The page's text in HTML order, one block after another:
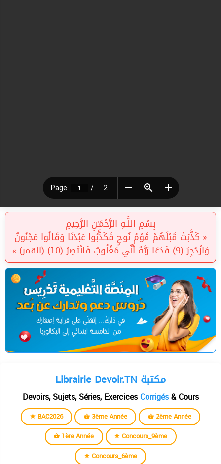
بِسْمِ اللَّـهِ الرَّحْمَـٰنِ الرَّحِيمِ
« كَذَّبَتْ قَبْلَهُمْ قَوْمُ نُوحٍ فَكَذَّبُوا عَبْدَنَا وَقَالُوا مَجْنُونٌ
وَازْدُجِرَ (9) فَدَعَا رَبَّهُ أَنِّي مَغْلُوبٌ فَانْتَصِرْ (10) (القمر) »
Librairie Devoir.TN مكتبة
Devoirs, Sujets, Séries, ExercicesCorrigés& Cours
BAC2026 3ème Année
2ème Année
1ère Année
Concours_9ème
Concours_6ème